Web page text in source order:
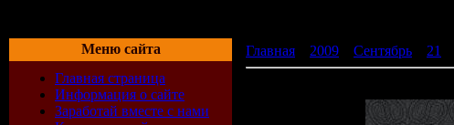
Меню сайта
Главная страница
Информация о сайте
Заработай вместе с нами
Главная 2009 Сентябрь 21